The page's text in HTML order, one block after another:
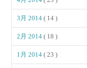
3月 2014( 14 )
2月 2014( 18 )
1月 2014( 23 )